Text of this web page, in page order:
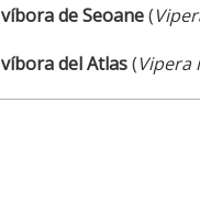
víbora de Seoane(
víbora del Atlas(Vipera